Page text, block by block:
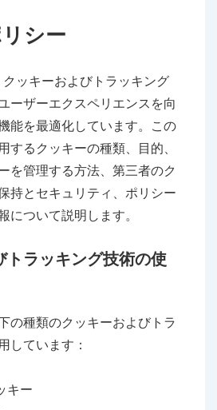
シー
ッキーおよびトラッキング
ーザーエクスペリエンスを向
能を最適化しています。この
するクッキーの種類、目的、
を管理する方法、第三者のク
持とセキュリティ、ポリシー
について説明します。
トラッキング技術の使
の種類のクッキーおよびトラ
しています：
キー